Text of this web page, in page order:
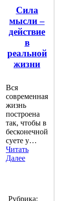
Сила
мысли –
действие
в
реальной
жизни
Вся
современная
жизнь
построена
так, чтобы в
бесконечной
суете у…
Читать
Далее
Рубрика: